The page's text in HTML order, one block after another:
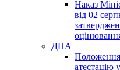
Наказ
від 02
ДПА
Положення
атестацію